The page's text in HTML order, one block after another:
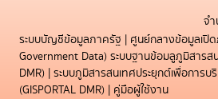
จ
ระบบบัญชีข้อมูลภาครัฐ | ศูนย์กลางข้อมูลเปิ
Government Data) ระบบฐานข้อมลูภูมิสาร
DMR) | ระบบภูมิสารสนเทศประยุกต์เพื่อการ
(GISPORTAL DMR) | คู่มือผู้ใช้งาน